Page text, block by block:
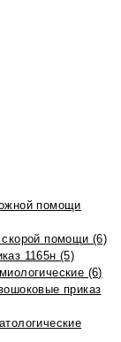
помощи
помощи (6)
1165н (5)
(6)
приказ